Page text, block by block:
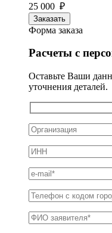
25 000 ₽
Заказать
Форма заказа
Расчеты с
Оставьте Ваши
уточнения деталей.